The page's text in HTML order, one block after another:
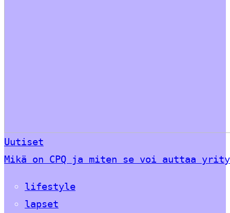
Uutiset
Mikä on CPQ ja miten se voi auttaa
lifestyle
lapset